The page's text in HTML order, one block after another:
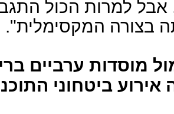
למרות הכול
בצורה המקסימלית".
מוסדות ערביים
ביטחוני